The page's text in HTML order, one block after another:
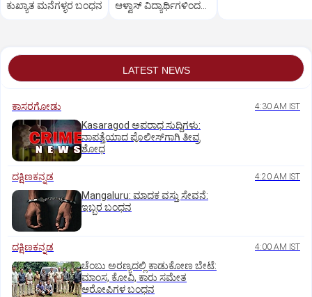
ಕುಖ್ಯಾತ ಮನೆಗಳ್ಳರ ಬಂಧನ
ಆಳ್ವಾಸ್ ವಿದ್ಯಾರ್ಥಿಗಳಿಂದ
LATEST NEWS
ಕಾಸರಗೋಡು 4:30 AM IST
Kasaragod ಅಪರಾಧ ಸುದ್ದಿಗಳು:
ನಾಪತ್ತೆಯಾದ ಪೊಲೀಸ್‌ಗಾಗಿ ತೀವ್ರ
ಶೋಧ
ದಕ್ಷಿಣಕನ್ನಡ 4:20 AM IST
Mangaluru: ಮಾದಕ ವಸ್ತು ಸೇವನೆ:
ಇಬ್ಬರ ಬಂಧನ
ದಕ್ಷಿಣಕನ್ನಡ 4:00 AM IST
ಚೆಂಬು ಅರಣ್ಯದಲ್ಲಿ ಕಾಡುಕೋಣ ಬೇಟೆ:
ಮಾಂಸ, ಕೋವಿ, ಕಾರು ಸಮೇತ
ಆರೋಪಿಗಳ ಬಂಧನ